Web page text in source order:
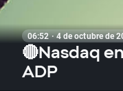
06:52 · 4 de octubre de
🔴Nasdaq
ADP